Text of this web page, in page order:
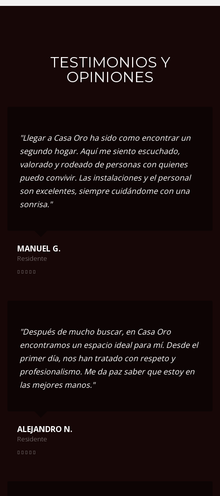
TESTIMONIOS Y
OPINIONES
"Llegar a Casa Oro ha sido como encontrar un
segundo hogar. Aquí me siento escuchado,
valorado y rodeado de personas con quienes
puedo convivir. Las instalaciones y el personal
son excelentes, siempre cuidándome con una
sonrisa."
MANUEL G.
Residente
"Después de mucho buscar, en Casa Oro
encontramos un espacio ideal para mí. Desde el
primer día, nos han tratado con respeto y
profesionalismo. Me da paz saber que estoy en
las mejores manos."
ALEJANDRO N.
Residente